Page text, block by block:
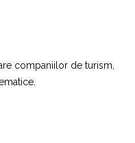
companiilor de turism,